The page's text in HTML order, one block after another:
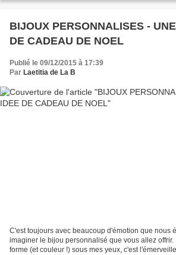
BIJOUX PERSONNALISES -
DE CADEAU DE NOEL
Publié le 09/12/2015 à 17:39
Par Laetitia de La B
C'est toujours avec beaucoup d'émotion que nous
imaginer le bijou personnalisé que vous allez
forme (et couleur !) sous mes yeux, c'est